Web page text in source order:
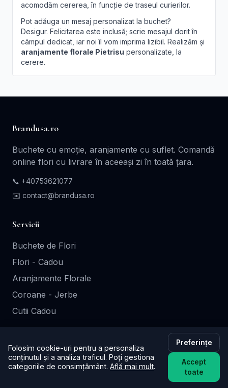
acomodăm cererea, în funcție de traseul curierilor.
Pot adăuga un mesaj personalizat la buchet?
Desigur. Felicitarea este inclusă; scrie mesajul dorit în
câmpul dedicat, iar noi îl vom imprima lizibil. Realizăm și
aranjamente florale Pietrisu personalizate, la
cerere.
Brandusa.ro
Buchete cu emoție, aranjamente cu suflet. Comandă
online flori cu livrare în aceeași zi în toată țara.
📞 +40753621077
✉️ contact@brandusa.ro
Servicii
Buchete de Flori
Flori - Cadou
Aranjamente Florale
Coroane - Jerbe
Cutii Cadou
Contact
Folosim cookie-uri pentru a personaliza
conținutul și a analiza traficul. Poți gestiona
categoriile de consimțământ. Află mai mult.
Preferințe
Accept
toate